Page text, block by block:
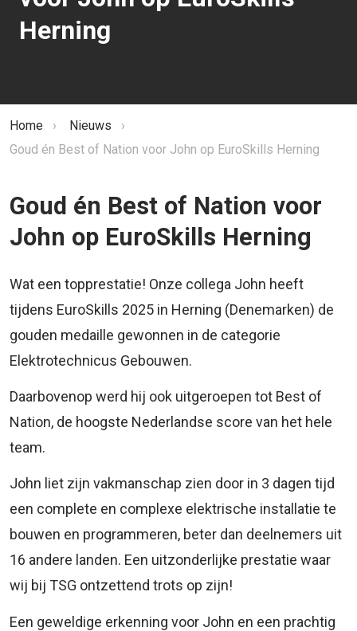
Herning
Kruimelpad
Home › Nieuws ›
Goud én Best of Nation voor John op EuroSkills Herning
Goud én Best of Nation voor
John op EuroSkills Herning
Wat een topprestatie! Onze collega John heeft
tijdens EuroSkills 2025 in Herning (Denemarken) de
gouden medaille gewonnen in de categorie
Elektrotechnicus Gebouwen.
Daarbovenop werd hij ook uitgeroepen tot Best of
Nation, de hoogste Nederlandse score van het hele
team.
John liet zijn vakmanschap zien door in 3 dagen tijd
een complete en complexe elektrische installatie te
bouwen en programmeren, beter dan deelnemers uit
16 andere landen. Een uitzonderlijke prestatie waar
wij bij TSG ontzettend trots op zijn!
Een geweldige erkenning voor John en een prachtig